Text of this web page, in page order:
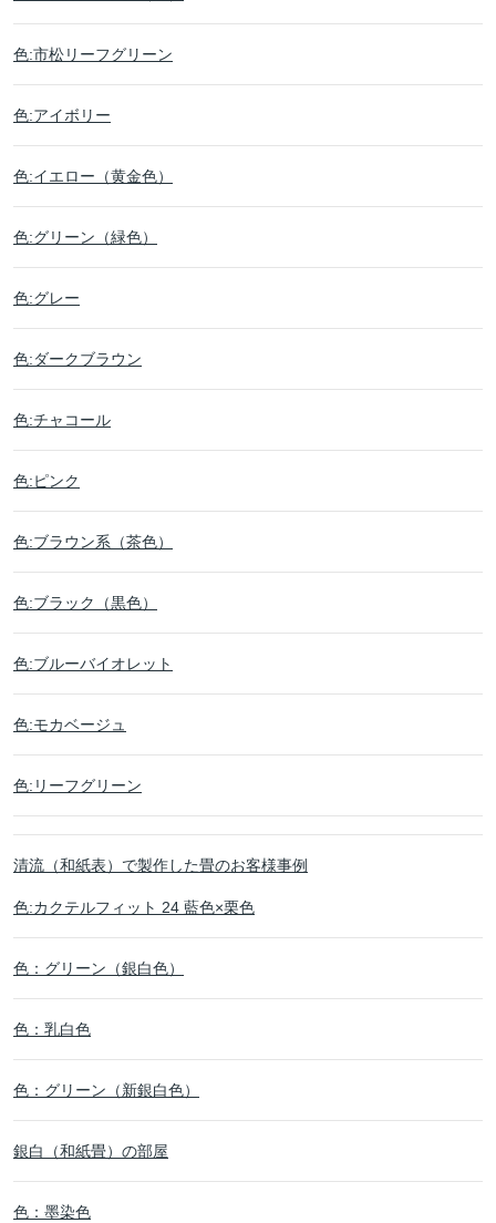
色:市松リーフグリーン
色:アイボリー
色:イエロー（黄金色）
色:グリーン（緑色）
色:グレー
色:ダークブラウン
色:チャコール
色:ピンク
色:ブラウン系（茶色）
色:ブラック（黒色）
色:ブルーバイオレット
色:モカベージュ
色:リーフグリーン
清流（和紙表）で製作した畳のお客様事例
色:カクテルフィット 24 藍色×栗色
色：グリーン（銀白色）
色：乳白色
色：グリーン（新銀白色）
銀白（和紙畳）の部屋
色：墨染色